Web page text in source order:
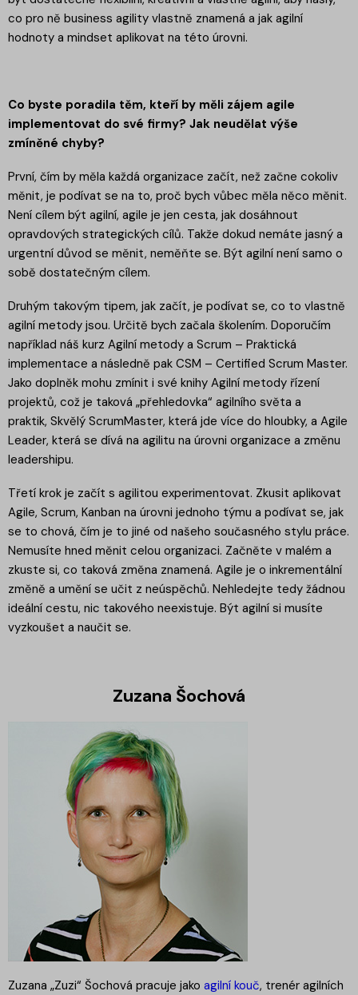
co pro ně business agility vlastně znamená a jak agilní
hodnoty a mindset aplikovat na této úrovni.
Co byste poradila těm, kteří by měli zájem agile
implementovat do své firmy? Jak neudělat výše
zmíněné chyby?
První, čím by měla každá organizace začít, než začne cokoliv
měnit, je podívat se na to, proč bych vůbec měla něco měnit.
Není cílem být agilní, agile je jen cesta, jak dosáhnout
opravdových strategických cílů. Takže dokud nemáte jasný a
urgentní důvod se měnit, neměňte se. Být agilní není samo o
sobě dostatečným cílem.
Druhým takovým tipem, jak začít, je podívat se, co to vlastně
agilní metody jsou. Určitě bych začala školením. Doporučím
například náš kurz Agilní metody a Scrum – Praktická
implementace a následně pak CSM – Certified Scrum Master.
Jako doplněk mohu zmínit i své knihy Agilní metody řízení
projektů, což je taková „přehledovka“ agilního světa a
praktik, Skvělý ScrumMaster, která jde více do hloubky, a Agile
Leader, která se dívá na agilitu na úrovni organizace a změnu
leadershipu.
Třetí krok je začít s agilitou experimentovat. Zkusit aplikovat
Agile, Scrum, Kanban na úrovni jednoho týmu a podívat se, jak
se to chová, čím je to jiné od našeho současného stylu práce.
Nemusíte hned měnit celou organizaci. Začněte v malém a
zkuste si, co taková změna znamená. Agile je o inkrementální
změně a umění se učit z neúspěchů. Nehledejte tedy žádnou
ideální cestu, nic takového neexistuje. Být agilní si musíte
vyzkoušet a naučit se.
Zuzana Šochová
Zuzana „Zuzi“ Šochová pracuje jako agilní kouč, trenér agilních